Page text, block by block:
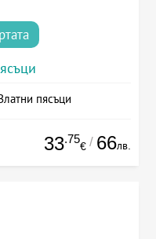
пясъци
33.75
€ / 66лв.